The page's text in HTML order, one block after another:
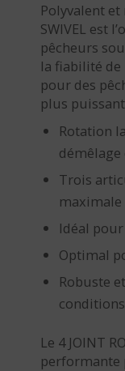
Polyvalent et
SWIVEL est
pêcheurs
la fiabilité
pour des
plus
Rotation
démêlage
Trois
maximale
Idéal
Optimal
Robuste
Le 4 JOINT
performante